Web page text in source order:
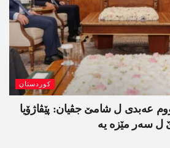
کوردستان
عەبدی ل شامێ جڤیان: پێڤاژۆیا
ل سەر مێزە یە